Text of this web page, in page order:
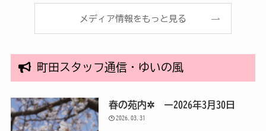
メディア情報をもっと見る
町田スタッフ通信・ゆいの風
春の苑内✲ ー2026年3月30日
2026.03.31